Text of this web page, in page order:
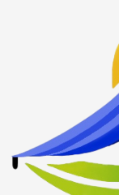
Envíos
Mesas,
Silla de Resina